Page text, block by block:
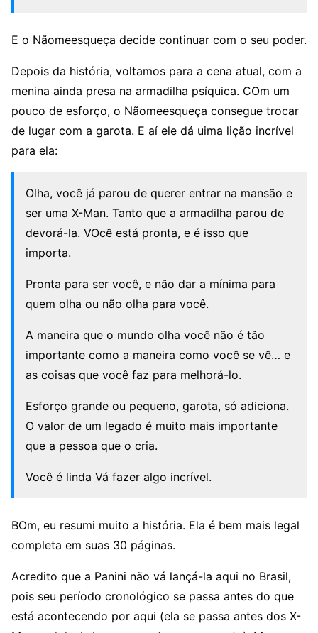
E o Nãomeesqueça decide continuar com o seu poder.
Depois da história, voltamos para a cena atual, com a
menina ainda presa na armadilha psíquica. COm um
pouco de esforço, o Nãomeesqueça consegue trocar
de lugar com a garota. E aí ele dá uima lição incrível
para ela:
Olha, você já parou de querer entrar na mansão e
ser uma X-Man. Tanto que a armadilha parou de
devorá-la. VOcê está pronta, e é isso que
importa.
Pronta para ser você, e não dar a mínima para
quem olha ou não olha para você.
A maneira que o mundo olha você não é tão
importante como a maneira como você se vê… e
as coisas que você faz para melhorá-lo.
Esforço grande ou pequeno, garota, só adiciona.
O valor de um legado é muito mais importante
que a pessoa que o cria.
Você é linda Vá fazer algo incrível.
BOm, eu resumi muito a história. Ela é bem mais legal
completa em suas 30 páginas.
Acredito que a Panini não vá lançá-la aqui no Brasil,
pois seu período cronológico se passa antes do que
está acontecendo por aqui (ela se passa antes dos X-